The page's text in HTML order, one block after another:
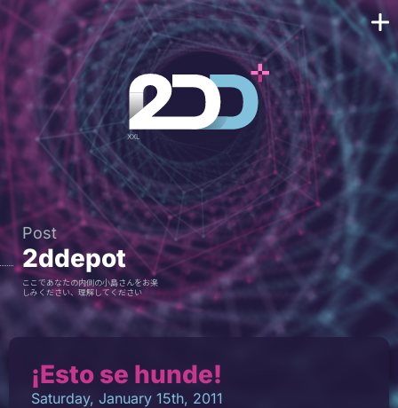
Post
2ddepot
ここであなたの内側の小島さんをお楽
しみください、理解してください
¡Esto se hunde!
Saturday, January 15th, 2011